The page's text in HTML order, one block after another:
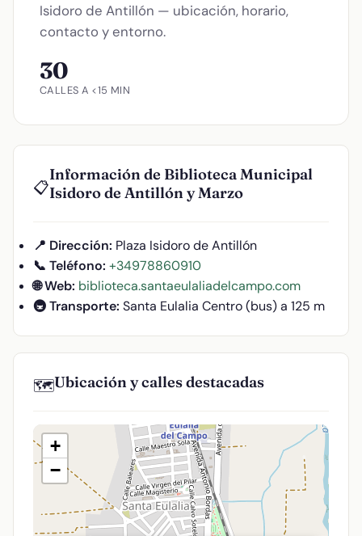
Isidoro de Antillón — ubicación, horario,
contacto y entorno.
30
CALLES A <15 MIN
📋
Información de Biblioteca Municipal
Isidoro de Antillón y Marzo
📍 Dirección: Plaza Isidoro de Antillón
📞 Teléfono: +34978860910
🌐 Web: biblioteca.santaeulaliadelcampo.com
🚇 Transporte: Santa Eulalia Centro (bus) a 125 m
🗺️Ubicación y calles destacadas
+
−